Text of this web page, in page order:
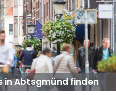
in Abtsgmünd finden